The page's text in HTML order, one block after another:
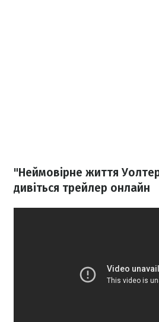
"Неймовірне життя
дивіться трейлер онлайн